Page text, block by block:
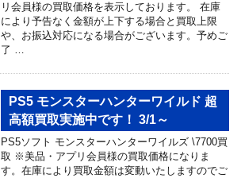
リ会員様の買取価格を表示しております。 在庫
により予告なく金額が上下する場合と買取上限
や、お振込対応になる場合がございます。予めご
了 …
PS5 モンスターハンターワイルド 超
高額買取実施中です！ 3/1～
PS5ソフト モンスターハンターワイルズ \7700買
取 ※美品・アプリ会員様の買取価格になりま
す。在庫により買取金額は変動いたしますのでご